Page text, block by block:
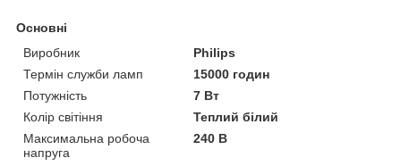
Основні
Виробник
Philips
Термін служби ламп
15000 годин
Потужність
7 Вт
Колір світіння
Теплий білий
Максимальна робоча
напруга
240 В